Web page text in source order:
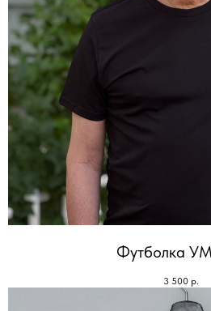
Футболка
3 500 р.